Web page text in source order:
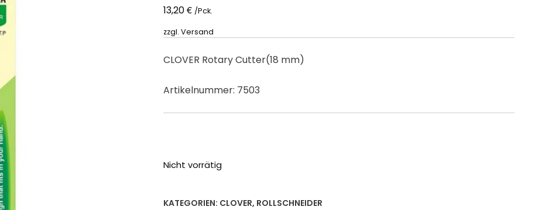
13,20€ /Pck.
zzgl. Versand
CLOVER Rotary Cutter(18 mm)
Artikelnummer: 7503
Nicht vorrätig
KATEGORIEN: CLOVER, ROLLSCHNEIDER